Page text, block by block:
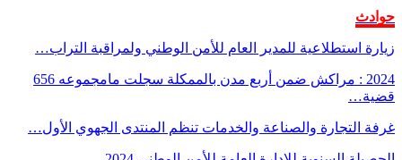
حوادث
زيارة استطلاعية للمدير العام للأمن الوطني ولمراقبة التراب…
2024 : مراكش ضمن أربع مدن بالممكلة سجلت مامجموعه 656
قضية…
غرفة التجارة والصناعة والخدمات تنظم المنتدى الجهوي الأول…